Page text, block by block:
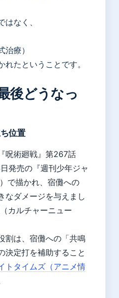
なく、
治療）
たということです。
後どうなっ
位置
呪術廻戦』第267話
発売の『週刊少年ジャ
で描かれ、宿儺への
なダメージを与えまし
カルチャーニュー
割は、宿儺への「共鳴
決定打を補助すること
トタイムズ（アニメ情